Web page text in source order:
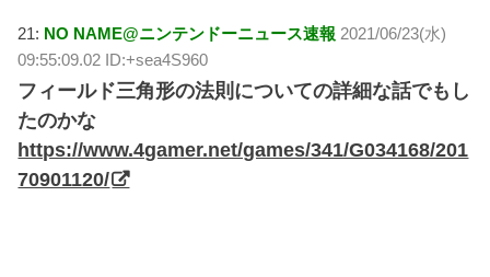
21: NO NAME@ニンテンドーニュース速報 2021/06/23(水)
09:55:09.02 ID:+sea4S960
フィールド三角形の法則についての詳細な話でもし
たのかな
https://www.4gamer.net/games/341/G034168/201
70901120/